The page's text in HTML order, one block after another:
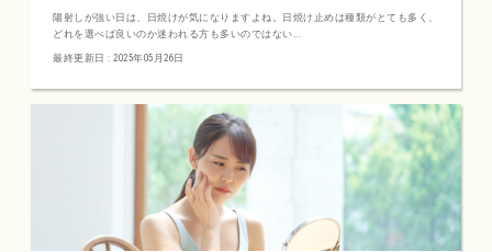
陽射しが強い日は、日焼けが気になりますよね。日焼け止めは種類がとても多く、
どれを選べば良いのか迷われる方も多いのではない...
最終更新日 : 2025年05月26日